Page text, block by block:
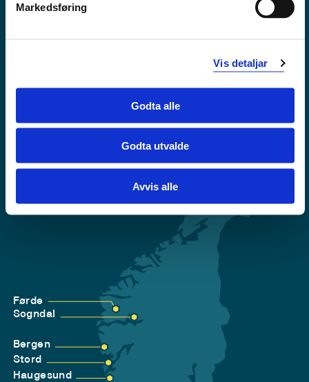
Markedsføring
Vis detaljar
Godta alle
Godta utvalde
Avvis alle
Tilgjengelegheitserklæring
Personvern
Førde
Sogndal
Bergen
Stord
Haugesund